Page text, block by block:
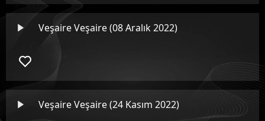
Veşaire Veşaire (08 Aralık 2022)
Veşaire Veşaire (24 Kasım 2022)